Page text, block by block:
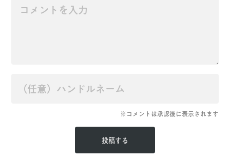
※コメントは承認後に表示されます